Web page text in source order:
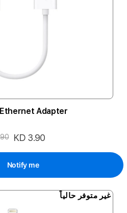
Adapter
السعر
KD 3.90
Notify me
غير متوفر حالياً